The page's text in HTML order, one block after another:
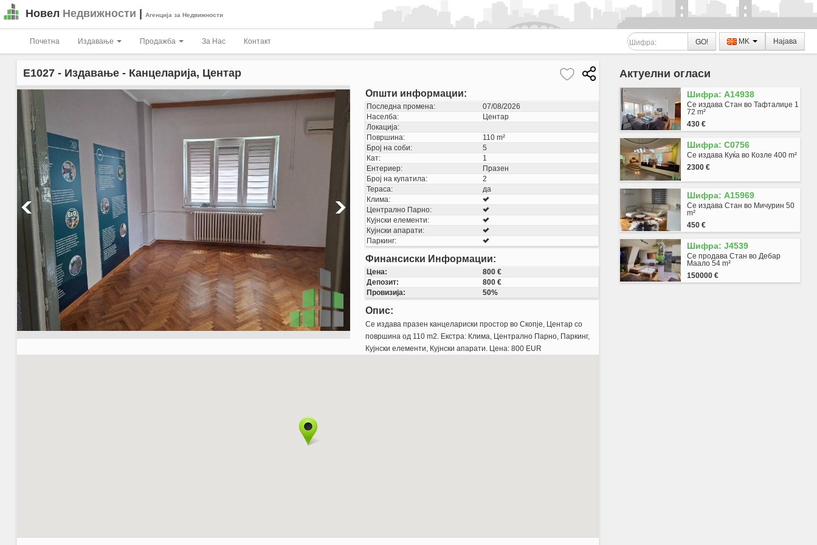
Новел Недвижности Агенција за Недвижности
Почетна Издавање Продажба За Нас Контакт Најава
MK
GO!
E1027- Издавање - Канцеларија, Центар
Општи информации:
Последна промена:
07/08/2026
Населба:
Центар
Локација:
Површина:
110 m²
Број на соби:
5
Кат:
1
Ентериер:
Празен
Број на купатила:
2
Тераса:
да
Клима:
Централно Парно:
Кујнски елементи:
Кујнски апарати:
Паркинг:
Финансиски Информации:
Цена:
800 €
Депозит:
800 €
Провизија:
50%
Опис:
Се издава празен канцелариски простор во Скопје, Центар со
површина од 110 m2. Екстра: Клима, Централно Парно, Паркинг,
Кујнски елементи, Кујнски апарати. Цена: 800 EUR
Актуелни огласи
Шифра: A14938
Се издава Стан во Тафталиџе 1
72 m²
430 €
Шифра: C0756
Се издава Куќа во Козле 400 m²
2300 €
Шифра: A15969
Се издава Стан во Мичурин 50
m²
450 €
Шифра: J4539
Се продава Стан во Дебар
Маало 54 m²
150000 €